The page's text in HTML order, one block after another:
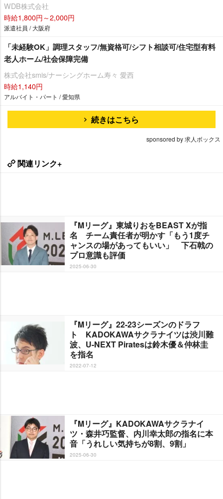
WDB株式会社
時給1,800円～2,000円
派遣社員 / 大阪府
「未経験OK」調理スタッフ/無資格可/シフト相談可/住宅型有料
老人ホーム/社会保障完備
株式会社smis/ナーシングホーム寿々 愛西
時給1,140円
アルバイト・パート / 愛知県
続きはこちら
sponsored by 求人ボックス
関連リンク+
『Mリーグ』東城りおをBEAST Xが指
名 チーム責任者が明かす「もう1度チ
ャンスの場があってもいい」 下石戟の
プロ意識も評価
2025-06-30
『Mリーグ』22-23シーズンのドラフ
ト KADOKAWAサクラナイツは渋川難
波、U-NEXT Piratesは鈴木優＆仲林圭
を指名
2022-07-12
『Mリーグ』KADOKAWAサクラナイ
ツ・森井巧監督、内川幸太郎の指名に本
音「うれしい気持ちが8割、9割」
2025-06-30